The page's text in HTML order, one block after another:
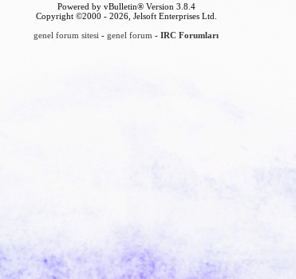
Powered by vBulletin® Version 3.8.4
Copyright ©2000 - 2026, Jelsoft Enterprises Ltd.
genel forum sitesi - genel forum - IRC Forumları